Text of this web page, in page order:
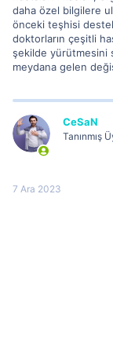
daha özel bilgilere
önceki teşhisi
doktorların çeşitli
şekilde yürütmesini
meydana gelen
CeSaN
Tanınmış
7 Ara 2023